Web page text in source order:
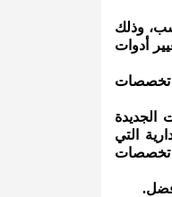
وذلك
أدوات
تخصصات
التي
تخصصات